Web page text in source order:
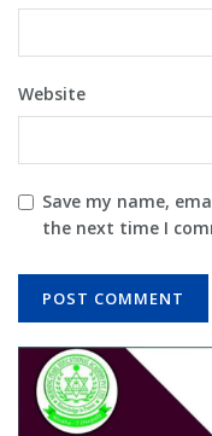
Website
Save my name,
the next time I